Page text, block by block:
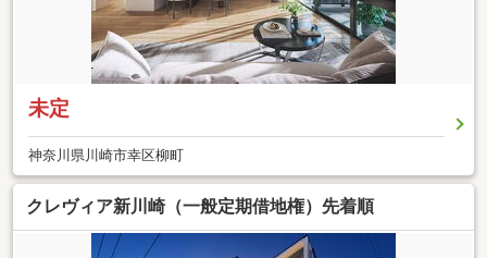
未定
神奈川県川崎市幸区柳町
クレヴィア新川崎（一般定期借地権）先着順